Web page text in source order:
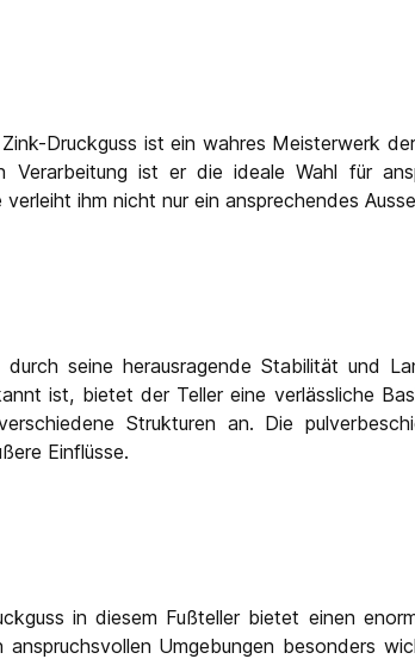
Druckguss ist ein wahres Meisterwerk
Verarbeitung ist er die ideale Wahl für
ihm nicht nur ein ansprechendes
seine herausragende Stabilität und
ist, bietet der Teller eine verlässliche
Strukturen an. Die
Einflüsse.
in diesem Fußteller bietet einen
Umgebungen besonders